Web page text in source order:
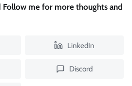
Follow me for more thoughts and
LinkedIn
Discord